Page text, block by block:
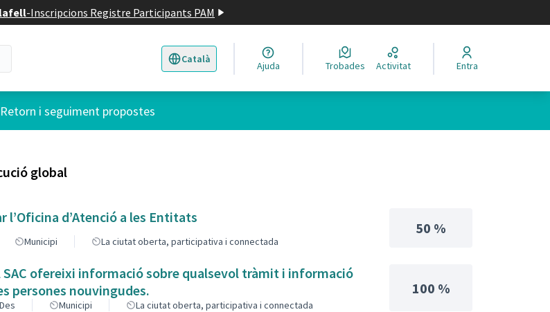
-Inscripcions Registre Participants PAM
Català
Triar la llengua Elegir el idioma
Ajuda Trobades Activitat Entra
d'usuari
Retorn i seguiment propostes
global
l’Oficina d’Atenció a les Entitats
Municipi La ciutat oberta, participativa i connectada
50 %
SAC ofereixi informació sobre qualsevol tràmit i informació
persones nouvingudes.
Municipi La ciutat oberta, participativa i connectada
100 %